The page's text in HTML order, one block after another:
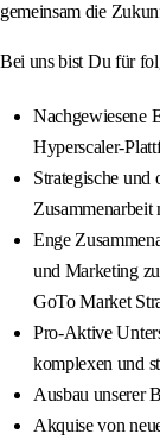
gemeinsam die
Bei uns bist Du für
Nachgewiesene
Hyperscaler-
Strategische
Zusammenarbeit
Enge
und Marketing
GoTo Market
Pro-Aktive
komplexen und
Ausbau unserer
Akquise von